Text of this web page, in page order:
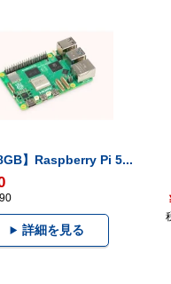
8GB】Raspberry Pi 5...
詳細を見る